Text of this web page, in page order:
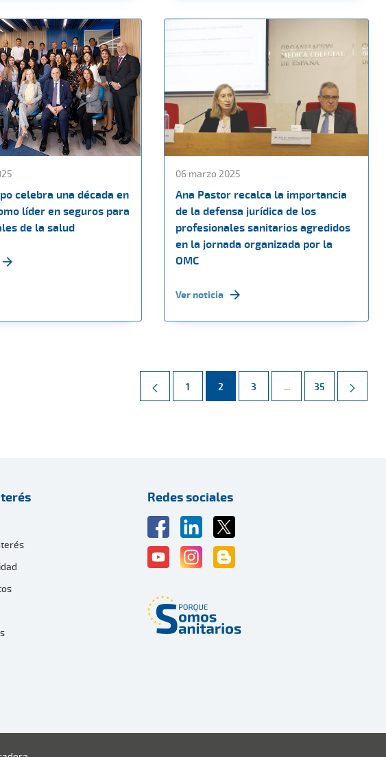
celebra una década en
líder en seguros para
de la salud
06 marzo 2025
Ana Pastor recalca la importancia
de la defensa jurídica de los
profesionales sanitarios agredidos
en la jornada organizada por la
OMC
Ver noticia
Página
1 Página
2 Página
3 ... Páginas intermedias
Página
35
Redes sociales